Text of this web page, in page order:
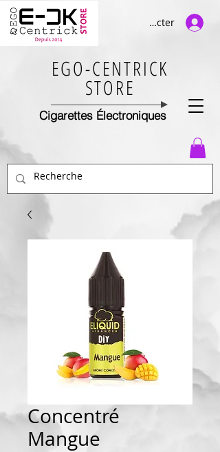
Se connecter
EGO-CENTRICK
STORE
Cigarettes Électroniques
Concentré
Mangue